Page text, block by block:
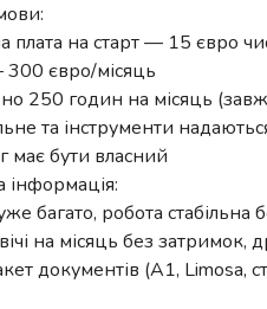
плата на старт — 15 євро
євро/місяць
250 годин на місяць
та інструменти
має бути власний
інформація:
багато, робота стабільна
на місяць без затримок,
документів (A1, Limosa,